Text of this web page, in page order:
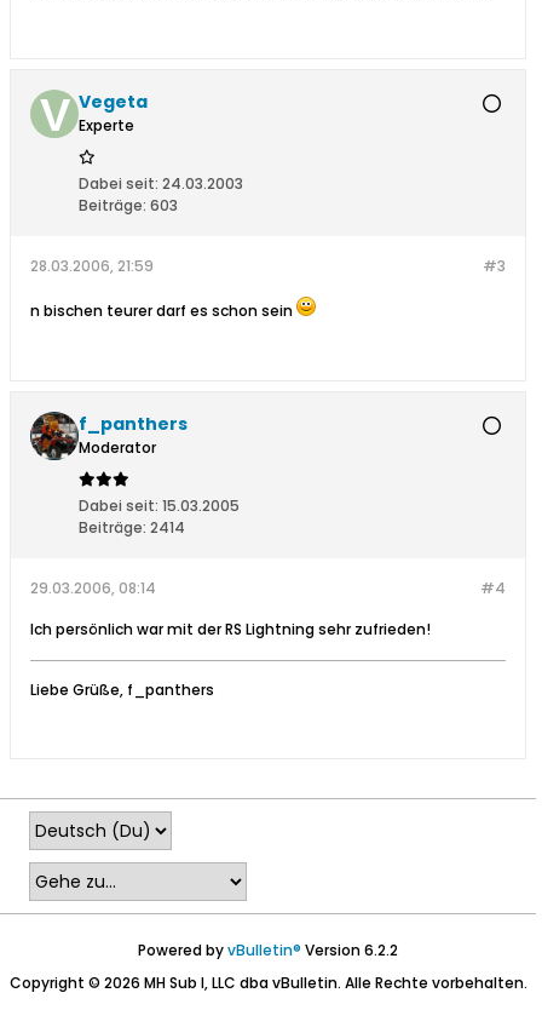
Vegeta
Experte
Dabei seit: 24.03.2003
Beiträge: 603
#3
28.03.2006, 21:59
n bischen teurer darf es schon sein
f_panthers
Moderator
Dabei seit: 15.03.2005
Beiträge: 2414
#4
29.03.2006, 08:14
Ich persönlich war mit der RS Lightning sehr zufrieden!
Liebe Grüße, f_panthers
Powered byvBulletin® Version 6.2.2
Copyright © 2026 MH Sub I, LLC dba vBulletin. Alle Rechte vorbehalten.